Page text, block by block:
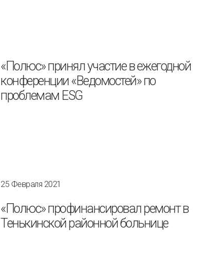
«Полюс» принял участие в ежегодной
конференции «Ведомостей» по
проблемам ESG
25 Февраля 2021
«Полюс» профинансировал ремонт в
Тенькинской районной больнице